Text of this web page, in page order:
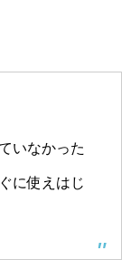
いなかった
に使えはじ